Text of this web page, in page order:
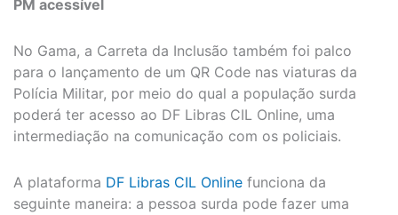
PM acessível
No Gama, a Carreta da Inclusão também foi palco
para o lançamento de um QR Code nas viaturas da
Polícia Militar, por meio do qual a população surda
poderá ter acesso ao DF Libras CIL Online, uma
intermediação na comunicação com os policiais.
A plataforma DF Libras CIL Online funciona da
seguinte maneira: a pessoa surda pode fazer uma